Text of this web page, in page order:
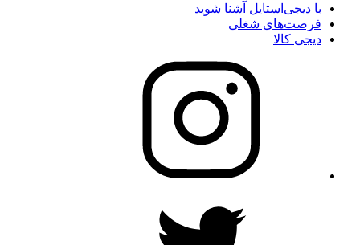
با دیجی‌استایل آشنا شوید
فرصت‌های شغلی
دیجی کالا